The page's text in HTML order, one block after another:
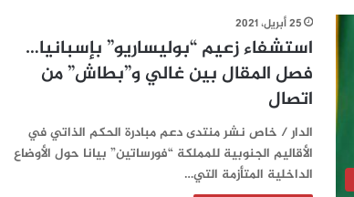
25 أبريل، 2021
استشفاء زعيم “بوليساريو” بإسبانيا…
فصل المقال بين غالي و”بطاش” من
اتصال
الدار / خاص نشر منتدى دعم مبادرة الحكم الذاتي في
الأقاليم الجنوبية للمملكة “فورساتين” بيانا حول الأوضاع
الداخلية المتأزمة التي…